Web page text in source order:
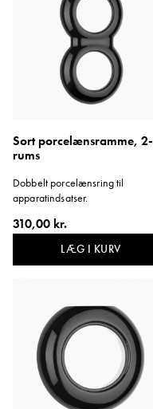
Sort porcelænsramme, 2-
rums
Dobbelt porcelænsring til
apparatindsatser.
310,00 kr.
LÆG I KURV